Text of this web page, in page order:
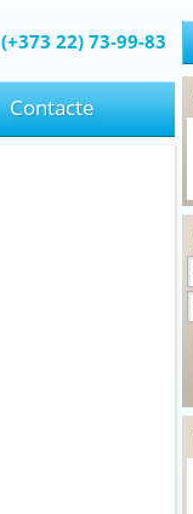
(+373 22) 73-99-83
Contacte